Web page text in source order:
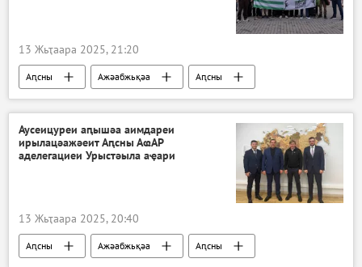
13 Жьҭаара 2025, 21:20
Аԥсны Ажәабжьқәа
Аԥсны
Аспорт
Аусеицуреи аԥышәа аимдареи
ирылацәажәеит Аԥсны АҩАР
аделегациеи Урыстәыла аҿари
13 Жьҭаара 2025, 20:40
Аԥсны Ажәабжьқәа Аԥсны